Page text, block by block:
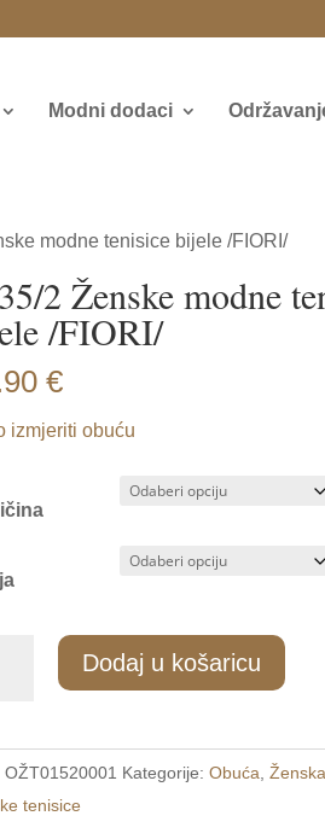
Modni dodaci
modne tenisice bijele /FIORI/
2 Ženske modne
/FIORI/
€
izmjeriti obuću
Dodaj u košaricu
OŽT01520001 Kategorije:Obuća ,
tenisice